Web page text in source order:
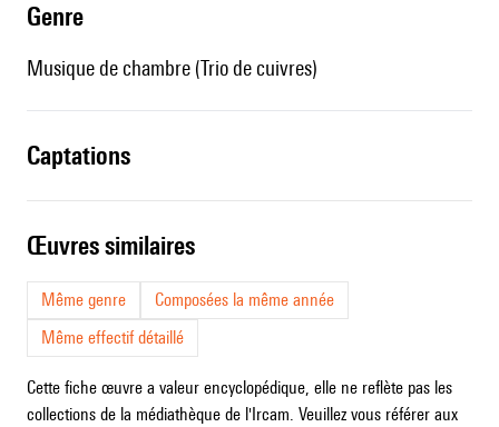
genre
Musique de chambre (Trio de cuivres)
captations
œuvres similaires
Même genre
Composées la même année
Même effectif détaillé
Cette fiche œuvre a valeur encyclopédique, elle ne reflète pas les
collections de la médiathèque de l'Ircam. Veuillez vous référer aux